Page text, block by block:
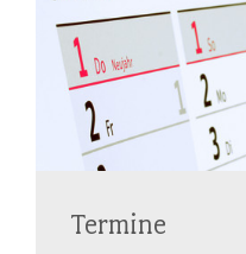
Termine